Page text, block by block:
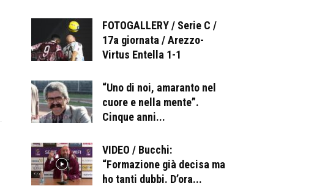
FOTOGALLERY / Serie C /
17a giornata / Arezzo-
Virtus Entella 1-1
“Uno di noi, amaranto nel
cuore e nella mente”.
Cinque anni...
VIDEO / Bucchi:
“Formazione già decisa ma
ho tanti dubbi. D’ora...